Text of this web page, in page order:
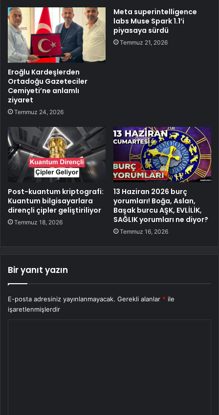
Eroğlu Kardeşlerden
Ortadoğu Gazeteciler
Cemiyeti’ne anlamlı
ziyaret
Temmuz 24, 2026
Meta superintelligence
labs Muse Spark 1.1’i
piyasaya sürdü
Temmuz 21, 2026
Post-kuantum kriptografi:
Kuantum bilgisayarlara
dirençli çipler geliştiriliyor
Temmuz 18, 2026
13 Haziran 2026 burç
yorumları! Boğa, Aslan,
Başak burcu AŞK, EVLİLİK,
SAĞLIK yorumları ne diyor?
Temmuz 16, 2026
Bir yanıt yazın
E-posta adresiniz yayınlanmayacak. Gerekli alanlar * ile
işaretlenmişlerdir